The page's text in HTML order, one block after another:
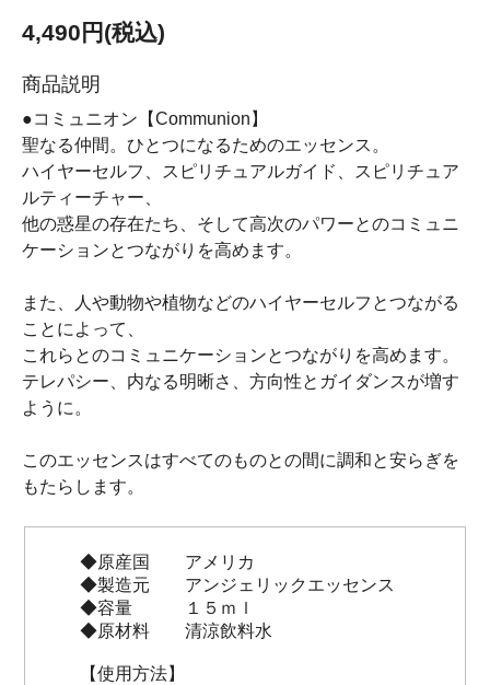
4,490円(税込)
商品説明
●コミュニオン【Communion】
聖なる仲間。ひとつになるためのエッセンス。
ハイヤーセルフ、スピリチュアルガイド、スピリチュア
ルティーチャー、
他の惑星の存在たち、そして高次のパワーとのコミュニ
ケーションとつながりを高めます。
また、人や動物や植物などのハイヤーセルフとつながる
ことによって、
これらとのコミュニケーションとつながりを高めます。
テレパシー、内なる明晰さ、方向性とガイダンスが増す
ように。
このエッセンスはすべてのものとの間に調和と安らぎを
もたらします。
◆原産国 アメリカ
◆製造元 アンジェリックエッセンス
◆容量 １５ｍｌ
◆原材料 清涼飲料水
【使用方法】